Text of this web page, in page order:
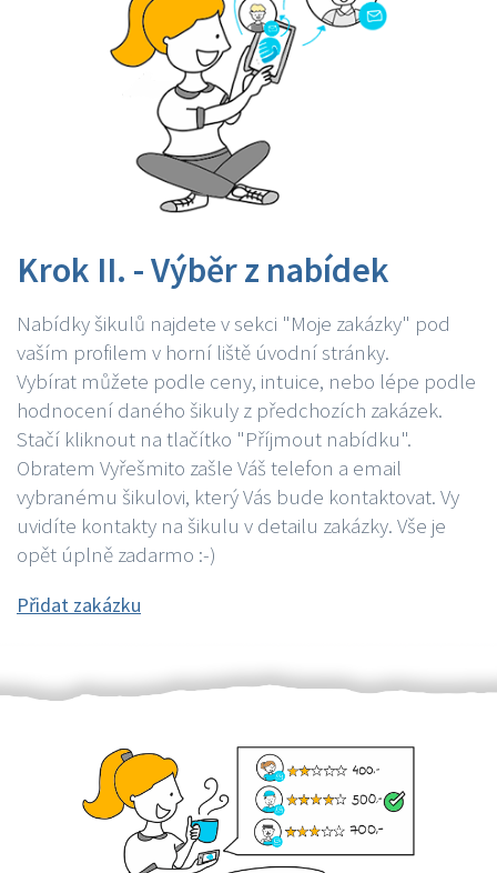
Krok II. - Výběr z nabídek
Nabídky šikulů najdete v sekci "Moje zakázky" pod
vaším profilem v horní liště úvodní stránky.
Vybírat můžete podle ceny, intuice, nebo lépe podle
hodnocení daného šikuly z předchozích zakázek.
Stačí kliknout na tlačítko "Příjmout nabídku".
Obratem Vyřešmito zašle Váš telefon a email
vybranému šikulovi, který Vás bude kontaktovat. Vy
uvidíte kontakty na šikulu v detailu zakázky. Vše je
opět úplně zadarmo :-)
Přidat zakázku